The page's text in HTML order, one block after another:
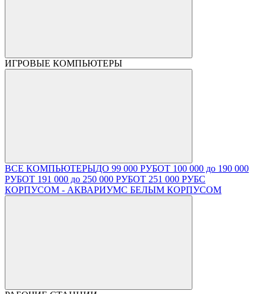
ИГРОВЫЕ КОМПЬЮТЕРЫ
ВСЕ КОМПЬЮТЕРЫДО 99 000 РУБОТ 100 000 до 190 000
РУБОТ 191 000 до 250 000 РУБОТ 251 000 РУБС
КОРПУСОМ - АКВАРИУМС БЕЛЫМ КОРПУСОМ